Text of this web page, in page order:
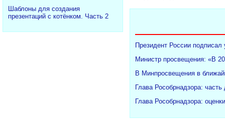
Шаблоны для создания
презентаций с котёнком. Часть 2
Президент России подписал
Министр просвещения: «В
В Минпросвещения в
Глава Рособрнадзора:
Глава Рособрнадзора: